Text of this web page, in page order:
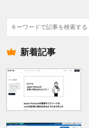
検
索
新着記事